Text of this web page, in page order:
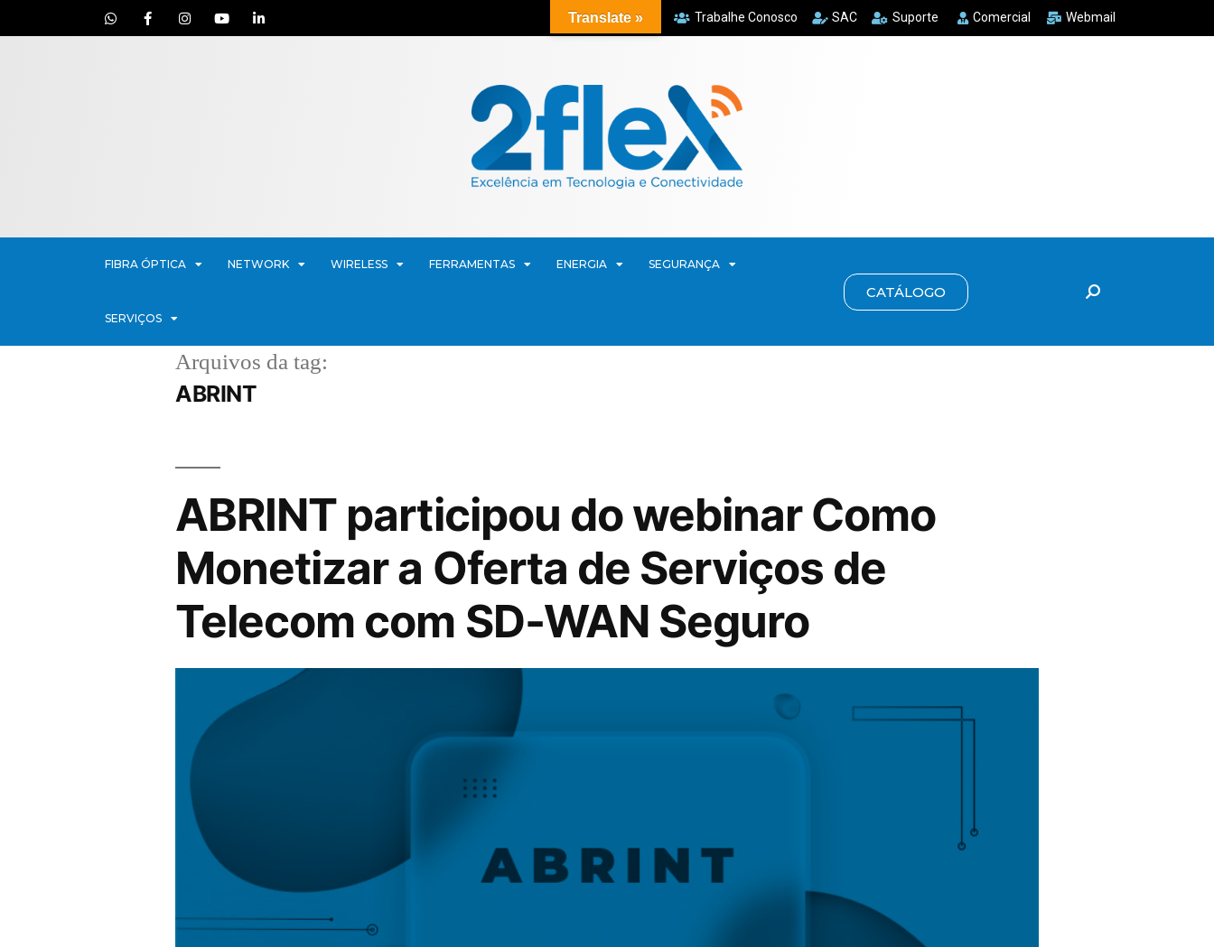
Trabalhe Conosco SAC Suporte Comercial Webmail
FIBRA ÓPTICA NETWORK WIRELESS FERRAMENTAS ENERGIA SEGURANÇA
SERVIÇOS
CATÁLOGO
Arquivos da tag:
ABRINT
ABRINT participou do webinar Como
Monetizar a Oferta de Serviços de
Telecom com SD-WAN Seguro
Translate »